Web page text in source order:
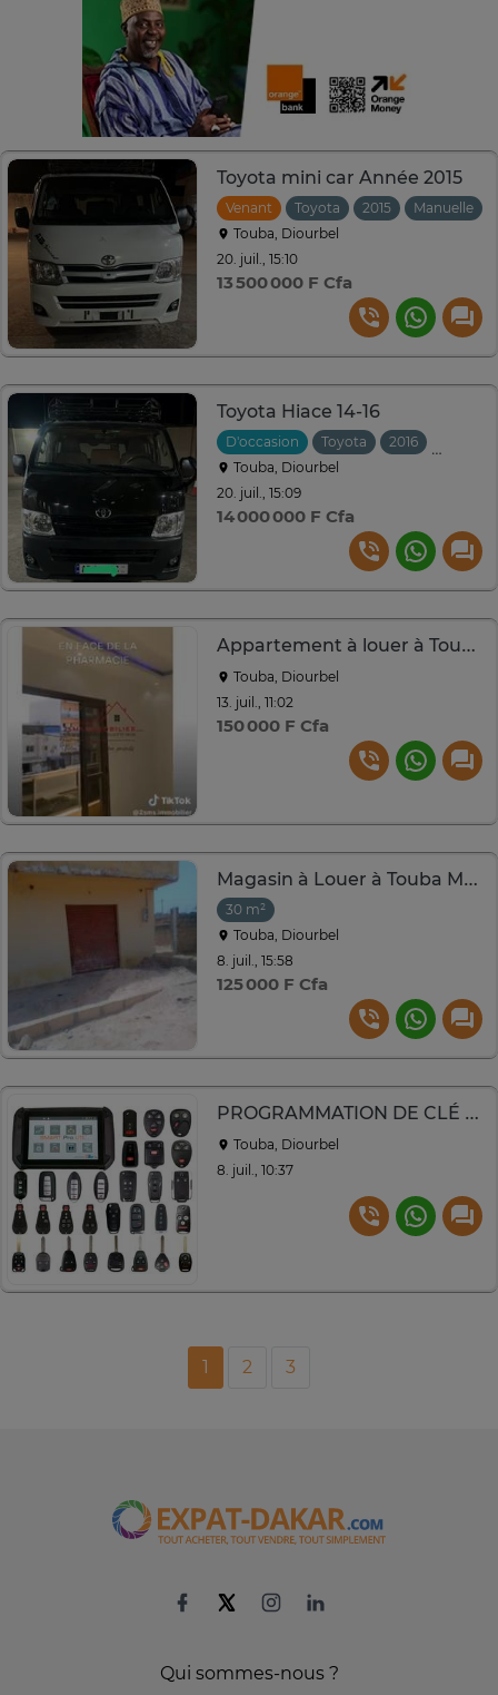
Toyota mini car Année 2015
Venant Toyota 2015
Manuelle
Touba, Diourbel
20. juil., 15:10
13 500 000 F Cfa
Toyota Hiace 14-16
D'occasion Toyota 2016
Touba, Diourbel
20. juil., 15:09
14 000 000 F Cfa
Appartement à louer à Touba Khaïra
Touba, Diourbel
13. juil., 11:02
150 000 F Cfa
Magasin à Louer à Touba Mbal à côté du marché Ocass
30 m²
Touba, Diourbel
8. juil., 15:58
125 000 F Cfa
PROGRAMMATION DE CLÉ À TOUBA
Touba, Diourbel
8. juil., 10:37
1 2 3
Qui sommes-nous ?